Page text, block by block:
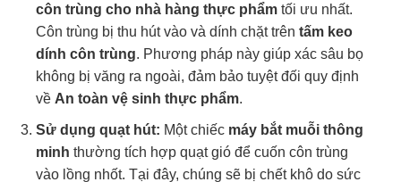
côn trùng cho nhà hàng thực phẩm tối ưu nhất.
Côn trùng bị thu hút vào và dính chặt trên tấm keo
dính côn trùng. Phương pháp này giúp xác sâu bọ
không bị văng ra ngoài, đảm bảo tuyệt đối quy định
về An toàn vệ sinh thực phẩm.
Sử dụng quạt hút: Một chiếc máy bắt muỗi thông
minh thường tích hợp quạt gió để cuốn côn trùng
vào lồng nhốt. Tại đây, chúng sẽ bị chết khô do sức